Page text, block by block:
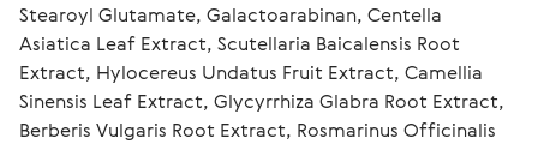
Stearoyl Glutamate, Galactoarabinan, Centella
Asiatica Leaf Extract, Scutellaria Baicalensis Root
Extract, Hylocereus Undatus Fruit Extract, Camellia
Sinensis Leaf Extract, Glycyrrhiza Glabra Root Extract,
Berberis Vulgaris Root Extract, Rosmarinus Officinalis